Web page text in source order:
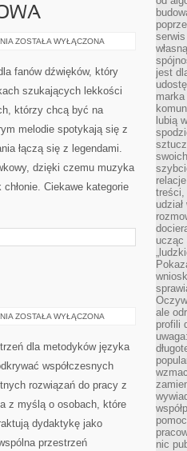
MUZYKA
NISZOWA
ZOSTAŁA WYŁĄCZONA
fanów dźwięków, który
szukających lekkości
którzy chcą być na
melodie spotykają się z
łączą się z legendami.
dzięki czemu muzyka
Ciekawe kategorie
GRAMATYKA
ZOSTAŁA WYŁĄCZONA
dla metodyków języka
współczesnych
rozwiązań do pracy z
z myślą o osobach, które
dydaktykę jako
przestrzeń
jest
lubią
treści,
ucząc
ale
profili
nic